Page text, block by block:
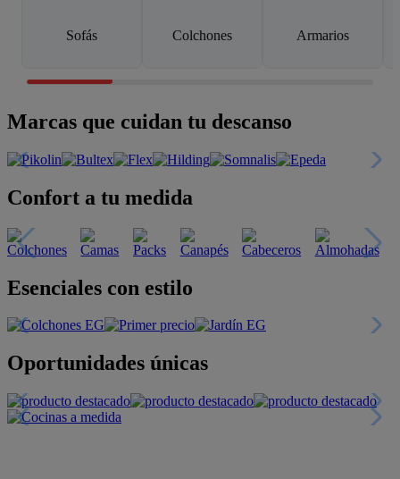
Sofás Colchones Armarios
Marcas que cuidan tu descanso
Confort a tu medida
Esenciales con estilo
Oportunidades únicas